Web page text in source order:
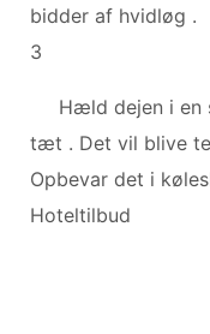
bidder af hvidløg .
3
Hæld dejen i en
tæt . Det vil blive
Opbevar det i
Hoteltilbud